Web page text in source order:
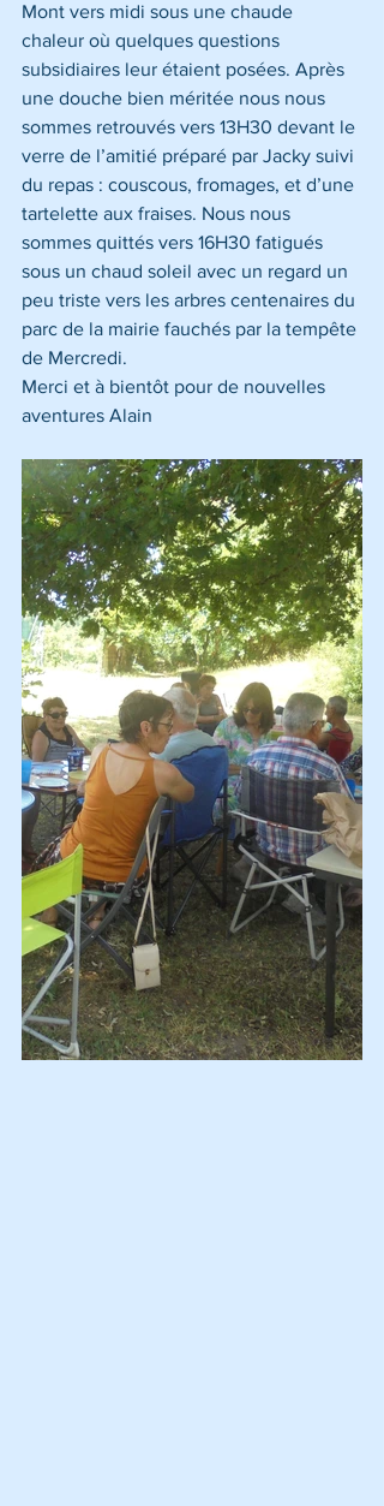
Mont vers midi sous une chaude
chaleur où quelques questions
subsidiaires leur étaient posées. Après
une douche bien méritée nous nous
sommes retrouvés vers 13H30 devant le
verre de l’amitié préparé par Jacky suivi
du repas : couscous, fromages, et d’une
tartelette aux fraises. Nous nous
sommes quittés vers 16H30 fatigués
sous un chaud soleil avec un regard un
peu triste vers les arbres centenaires du
parc de la mairie fauchés par la tempête
de Mercredi.
Merci et à bientôt pour de nouvelles
aventures Alain